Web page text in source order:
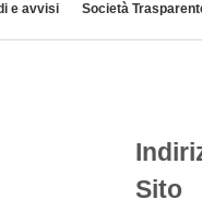
e avvisi Società